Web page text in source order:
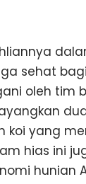
sehat
oleh tim
yang
hias ini
hunian